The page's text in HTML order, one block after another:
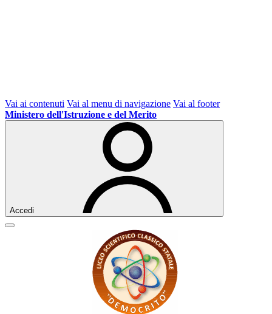
Vai ai contenuti Vai al menu di navigazione Vai al footer
Ministero dell'Istruzione e del Merito
Accedi